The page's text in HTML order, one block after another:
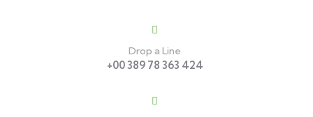
Drop a Line
+00 389 78 363 424